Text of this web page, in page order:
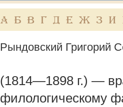
А Б В Г Д Е Ж З И
Рындовский Григорий
(1814—1898 г.) —
филологическому